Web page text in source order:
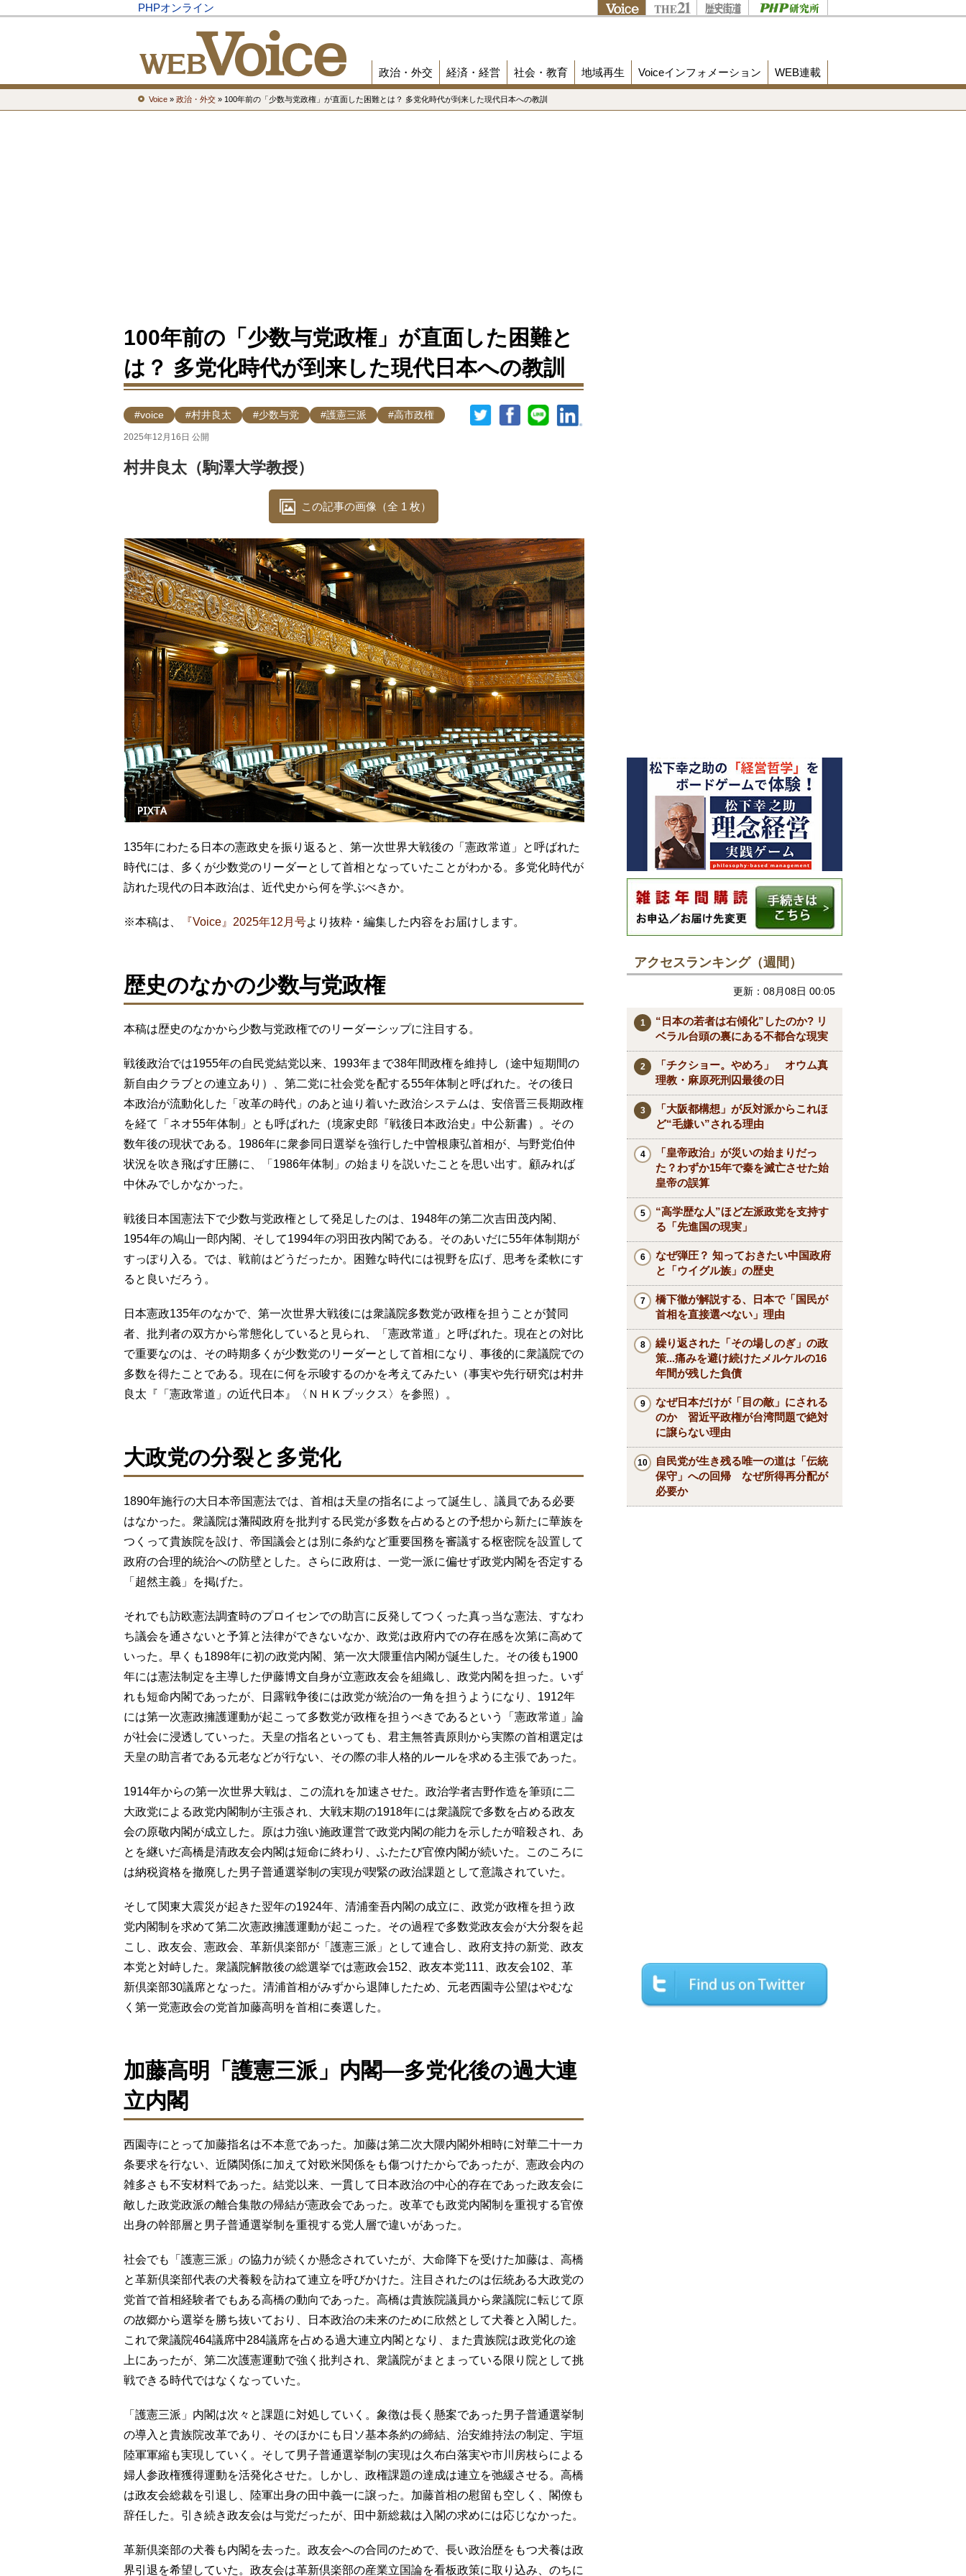
PHPオンライン
政治・外交 経済・経営 社会・教育 地域再生 Voiceインフォメーション WEB連載
Voice » 政治・外交 » 100年前の「少数与党政権」が直面した困難とは？ 多党化時代が到来した現代日本への教訓
100年前の「少数与党政権」が直面した困難と
は？ 多党化時代が到来した現代日本への教訓
#voice #村井良太 #少数与党 #護憲三派 #高市政権
2025年12月16日 公開
村井良太（駒澤大学教授）
この記事の画像（全 1 枚）
135年にわたる日本の憲政史を振り返ると、第一次世界大戦後の「憲政常道」と呼ばれた
時代には、多くが少数党のリーダーとして首相となっていたことがわかる。多党化時代が
訪れた現代の日本政治は、近代史から何を学ぶべきか。
※本稿は、 『Voice』2025年12月号より抜粋・編集した内容をお届けします。
歴史のなかの少数与党政権
本稿は歴史のなかから少数与党政権でのリーダーシップに注目する。
戦後政治では1955年の自民党結党以来、1993年まで38年間政権を維持し（途中短期間の
新自由クラブとの連立あり）、第二党に社会党を配する55年体制と呼ばれた。その後日
本政治が流動化した「改革の時代」のあと辿り着いた政治システムは、安倍晋三長期政権
を経て「ネオ55年体制」とも呼ばれた（境家史郎『戦後日本政治史』中公新書）。その
数年後の現状である。1986年に衆参同日選挙を強行した中曽根康弘首相が、与野党伯仲
状況を吹き飛ばす圧勝に、「1986年体制」の始まりを説いたことを思い出す。顧みれば
中休みでしかなかった。
戦後日本国憲法下で少数与党政権として発足したのは、1948年の第二次吉田茂内閣、
1954年の鳩山一郎内閣、そして1994年の羽田孜内閣である。そのあいだに55年体制期が
すっぽり入る。では、戦前はどうだったか。困難な時代には視野を広げ、思考を柔軟にす
ると良いだろう。
日本憲政135年のなかで、第一次世界大戦後には衆議院多数党が政権を担うことが賛同
者、批判者の双方から常態化していると見られ、「憲政常道」と呼ばれた。現在との対比
で重要なのは、その時期多くが少数党のリーダーとして首相になり、事後的に衆議院での
多数を得たことである。現在に何を示唆するのかを考えてみたい（事実や先行研究は村井
良太『「憲政常道」の近代日本』〈ＮＨＫブックス〉を参照）。
大政党の分裂と多党化
1890年施行の大日本帝国憲法では、首相は天皇の指名によって誕生し、議員である必要
はなかった。衆議院は藩閥政府を批判する民党が多数を占めるとの予想から新たに華族を
つくって貴族院を設け、帝国議会とは別に条約など重要国務を審議する枢密院を設置して
政府の合理的統治への防壁とした。さらに政府は、一党一派に偏せず政党内閣を否定する
「超然主義」を掲げた。
それでも訪欧憲法調査時のプロイセンでの助言に反発してつくった真っ当な憲法、すなわ
ち議会を通さないと予算と法律ができないなか、政党は政府内での存在感を次第に高めて
いった。早くも1898年に初の政党内閣、第一次大隈重信内閣が誕生した。その後も1900
年には憲法制定を主導した伊藤博文自身が立憲政友会を組織し、政党内閣を担った。いず
れも短命内閣であったが、日露戦争後には政党が統治の一角を担うようになり、1912年
には第一次憲政擁護運動が起こって多数党が政権を担うべきであるという「憲政常道」論
が社会に浸透していった。天皇の指名といっても、君主無答責原則から実際の首相選定は
天皇の助言者である元老などが行ない、その際の非人格的ルールを求める主張であった。
1914年からの第一次世界大戦は、この流れを加速させた。政治学者吉野作造を筆頭に二
大政党による政党内閣制が主張され、大戦末期の1918年には衆議院で多数を占める政友
会の原敬内閣が成立した。原は力強い施政運営で政党内閣の能力を示したが暗殺され、あ
とを継いだ高橋是清政友会内閣は短命に終わり、ふたたび官僚内閣が続いた。このころに
は納税資格を撤廃した男子普通選挙制の実現が喫緊の政治課題として意識されていた。
そして関東大震災が起きた翌年の1924年、清浦奎吾内閣の成立に、政党が政権を担う政
党内閣制を求めて第二次憲政擁護運動が起こった。その過程で多数党政友会が大分裂を起
こし、政友会、憲政会、革新倶楽部が「護憲三派」として連合し、政府支持の新党、政友
本党と対峙した。衆議院解散後の総選挙では憲政会152、政友本党111、政友会102、革
新倶楽部30議席となった。清浦首相がみずから退陣したため、元老西園寺公望はやむな
く第一党憲政会の党首加藤高明を首相に奏選した。
加藤高明「護憲三派」内閣―多党化後の過大連
立内閣
西園寺にとって加藤指名は不本意であった。加藤は第二次大隈内閣外相時に対華二十一カ
条要求を行ない、近隣関係に加えて対欧米関係をも傷つけたからであったが、憲政会内の
雑多さも不安材料であった。結党以来、一貫して日本政治の中心的存在であった政友会に
敵した政党政派の離合集散の帰結が憲政会であった。改革でも政党内閣制を重視する官僚
出身の幹部層と男子普通選挙制を重視する党人層で違いがあった。
社会でも「護憲三派」の協力が続くか懸念されていたが、大命降下を受けた加藤は、高橋
と革新倶楽部代表の犬養毅を訪ねて連立を呼びかけた。注目されたのは伝統ある大政党の
党首で首相経験者でもある高橋の動向であった。高橋は貴族院議員から衆議院に転じて原
の故郷から選挙を勝ち抜いており、日本政治の未来のために欣然として犬養と入閣した。
これで衆議院464議席中284議席を占める過大連立内閣となり、また貴族院は政党化の途
上にあったが、第二次護憲運動で強く批判され、衆議院がまとまっている限り院として挑
戦できる時代ではなくなっていた。
「護憲三派」内閣は次々と課題に対処していく。象徴は長く懸案であった男子普通選挙制
の導入と貴族院改革であり、そのほかにも日ソ基本条約の締結、治安維持法の制定、宇垣
陸軍軍縮も実現していく。そして男子普通選挙制の実現は久布白落実や市川房枝らによる
婦人参政権獲得運動を活発化させた。しかし、政権課題の達成は連立を弛緩させる。高橋
は政友会総裁を引退し、陸軍出身の田中義一に譲った。加藤首相の慰留も空しく、閣僚も
辞任した。引き続き政友会は与党だったが、田中新総裁は入閣の求めには応じなかった。
革新倶楽部の犬養も内閣を去った。政友会への合同のためで、長い政治歴をもつ犬養は政
界引退を希望していた。政友会は革新倶楽部の産業立国論を看板政策に取り込み、のちに
アクセスランキング（週間）
更新：08月08日 00:05
“日本の若者は右傾化”したのか? リ
ベラル台頭の裏にある不都合な現実
「チクショー。やめろ」 オウム真
理教・麻原死刑囚最後の日
「大阪都構想」が反対派からこれほ
ど“毛嫌い”される理由
「皇帝政治」が災いの始まりだっ
た？わずか15年で秦を滅亡させた始
皇帝の誤算
“高学歴な人”ほど左派政党を支持す
る「先進国の現実」
なぜ弾圧？ 知っておきたい中国政府
と「ウイグル族」の歴史
橋下徹が解説する、日本で「国民が
首相を直接選べない」理由
繰り返された「その場しのぎ」の政
策...痛みを避け続けたメルケルの16
年間が残した負債
なぜ日本だけが「目の敵」にされる
のか 習近平政権が台湾問題で絶対
に譲らない理由
自民党が生き残る唯一の道は「伝統
保守」への回帰 なぜ所得再分配が
必要か